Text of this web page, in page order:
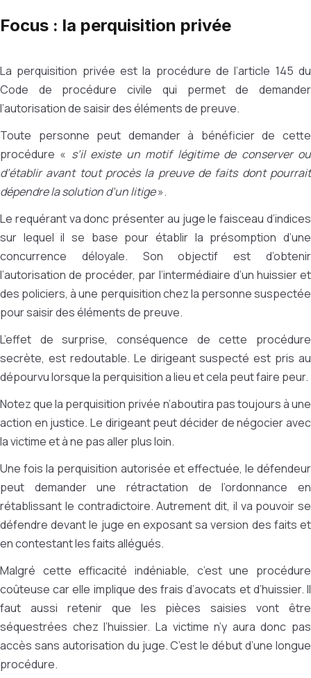
Focus : la perquisition privée
La perquisition privée est la procédure de l’article 145 du
Code de procédure civile qui permet de demander
l’autorisation de saisir des éléments de preuve.
Toute personne peut demander à bénéficier de cette
procédure « s’il existe un motif légitime de conserver ou
d’établir avant tout procès la preuve de faits dont pourrait
dépendre la solution d’un litige».
Le requérant va donc présenter au juge le faisceau d’indices
sur lequel il se base pour établir la présomption d’une
concurrence déloyale. Son objectif est d’obtenir
l’autorisation de procéder, par l’intermédiaire d’un huissier et
des policiers, à une perquisition chez la personne suspectée
pour saisir des éléments de preuve.
L’effet de surprise, conséquence de cette procédure
secrète, est redoutable. Le dirigeant suspecté est pris au
dépourvu lorsque la perquisition a lieu et cela peut faire peur.
Notez que la perquisition privée n’aboutira pas toujours à une
action en justice. Le dirigeant peut décider de négocier avec
la victime et à ne pas aller plus loin.
Une fois la perquisition autorisée et effectuée, le défendeur
peut demander une rétractation de l’ordonnance en
rétablissant le contradictoire. Autrement dit, il va pouvoir se
défendre devant le juge en exposant sa version des faits et
en contestant les faits allégués.
Malgré cette efficacité indéniable, c’est une procédure
coûteuse car elle implique des frais d’avocats et d’huissier. Il
faut aussi retenir que les pièces saisies vont être
séquestrées chez l’huissier. La victime n’y aura donc pas
accès sans autorisation du juge. C’est le début d’une longue
procédure.